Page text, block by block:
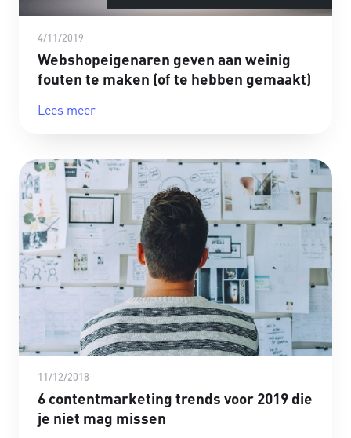
4/11/2019
Webshopeigenaren geven aan weinig
fouten te maken (of te hebben gemaakt)
Lees meer
11/12/2018
6 contentmarketing trends voor 2019 die
je niet mag missen